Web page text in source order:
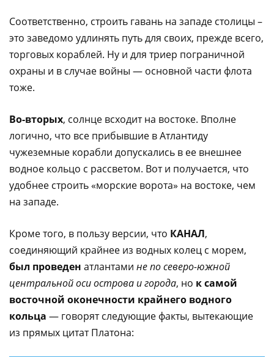
Соответственно, строить гавань на западе столицы –
это заведомо удлинять путь для своих, прежде всего,
торговых кораблей. Ну и для триер пограничной
охраны и в случае войны — основной части флота
тоже.
Во-вторых, солнце всходит на востоке. Вполне
логично, что все прибывшие в Атлантиду
чужеземные корабли допускались в ее внешнее
водное кольцо с рассветом. Вот и получается, что
удобнее строить «морские ворота» на востоке, чем
на западе.
Кроме того, в пользу версии, что КАНАЛ,
соединяющий крайнее из водных колец с морем,
был проведен атлантами не по северо-южной
центральной оси острова и города, но к самой
восточной оконечности крайнего водного
кольца — говорят следующие факты, вытекающие
из прямых цитат Платона: